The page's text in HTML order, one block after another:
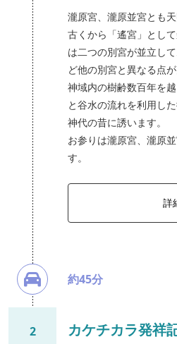
瀧原宮、瀧原並宮とも
古くから「遙宮」とし
は二つの別宮が並立し
ど他の別宮と異なる点が
神域内の樹齢数百年を
と谷水の流れを利用し
神代の昔に誘います。
お参りは瀧原宮、瀧原
す。
詳
約45分
2 カケチカラ発祥